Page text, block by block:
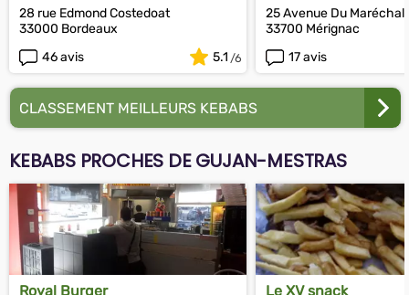
28 rue Edmond Costedoat
33000 Bordeaux
46 avis
5.1
25 Avenue Du Maréchal
33700 Mérignac
17 avis
CLASSEMENT MEILLEURS KEBABS
KEBABS PROCHES DE GUJAN-MESTRAS
Royal Burger Le XV snack